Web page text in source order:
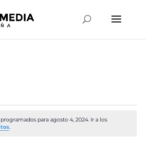
para agosto 4, 2024. Ir a los
.